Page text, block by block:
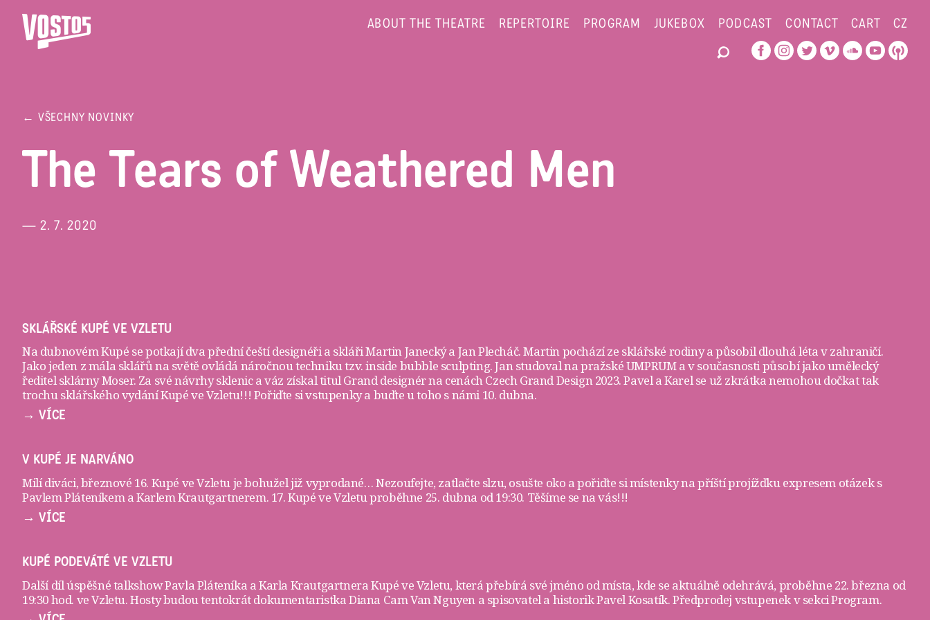
ABOUT THE THEATRE REPERTOIRE PROGRAM JUKEBOX PODCAST CONTACT CART CZ
← VŠECHNY NOVINKY
The Tears of Weathered Men
— 2. 7. 2020
SKLÁŘSKÉ KUPÉ VE VZLETU
Na dubnovém Kupé se potkají dva přední čeští designéři a sklářiMartin Janeckýa Jan Plecháč. Martin pochází ze sklářské rodiny a působil dlouhá léta v zahraničí.
Jako jeden z mála sklářů na světě ovládá náročnou techniku tzv. inside bubble sculpting. Jan studoval na pražské UMPRUM a v současnosti působí jako umělecký
ředitel sklárny Moser. Za své návrhy sklenic a váz získal titul Grand designér na cenách Czech Grand Design 2023. Pavel a Karel se už zkrátka nemohou dočkat tak
trochu sklářského vydání Kupé ve Vzletu!!! Pořiďte sivstupenkya buďte u toho s námi 10. dubna.
→ VÍCE
V KUPÉ JE NARVÁNO
Milí diváci, březnové 16. Kupé ve Vzletu je bohužel již vyprodané… Nezoufejte, zatlačte slzu, osušte oko a pořiďte simístenkyna příští projížďku expresem otázek s
Pavlem Pláteníkem a Karlem Krautgartnerem. 17. Kupé ve Vzletu proběhne 25. dubna od 19:30. Těšíme se na vás!!!
→ VÍCE
KUPÉ PODEVÁTÉ VE VZLETU
Další díl úspěšné talkshow Pavla Pláteníka a Karla KrautgartneraKupé ve Vzletu, která přebírá své jméno od místa, kde se aktuálně odehrává, proběhne 22. března od
19:30 hod. veVzletu. Hosty budou tentokrát dokumentaristka Diana Cam Van Nguyen a spisovatel a historik Pavel Kosatík. Předprodej vstupenek v sekciProgram.